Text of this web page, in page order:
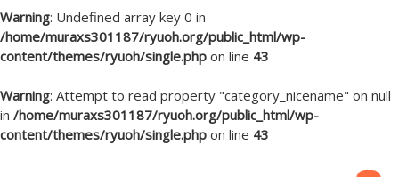
Warning: Undefined array key 0 in
/home/muraxs301187/ryuoh.org/public_html/wp-
content/themes/ryuoh/single.php on line 43
Warning: Attempt to read property "category_nicename" on null
in /home/muraxs301187/ryuoh.org/public_html/wp-
content/themes/ryuoh/single.php on line 43